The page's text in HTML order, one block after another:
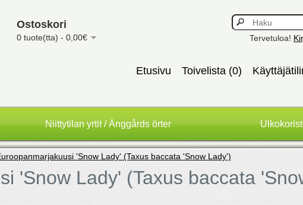
Ostoskori
0 tuote(tta) - 0,00€ Tervetuloa!
Etusivu Toivelista (0)
Niittytilan yrtit / Änggårds örter
'Snow Lady' (Taxus baccata 'Snow Lady')
'Snow Lady' (Taxus baccata